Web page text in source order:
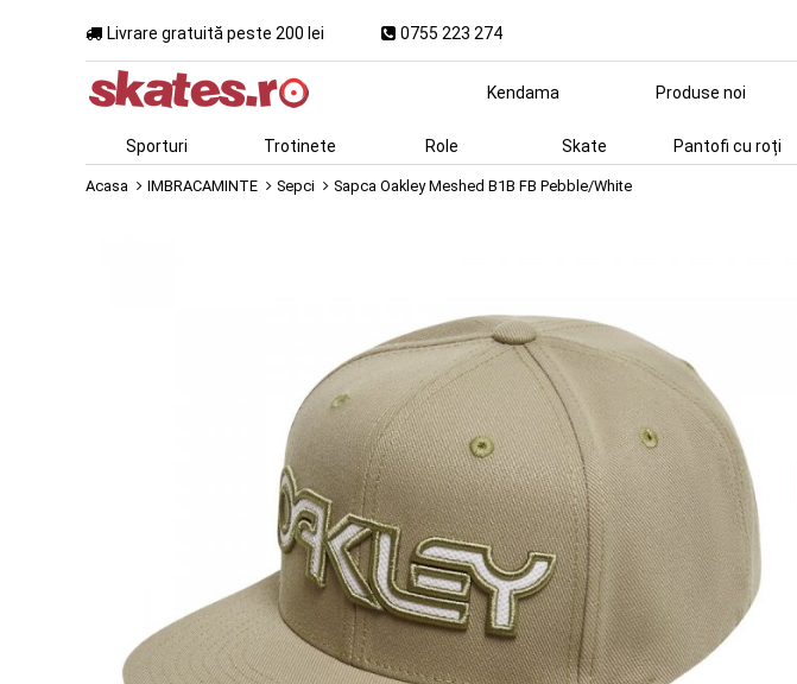
Livrare gratuită peste 200 lei 0755 223 274
Kendama Produse noi
Sporturi Trotinete Role Skate Pantofi cu roți
Acasa IMBRACAMINTE Sepci Sapca Oakley Meshed B1B FB Pebble/White